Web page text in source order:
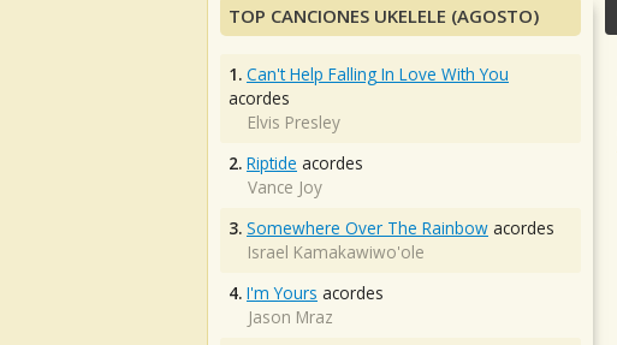
TOP CANCIONES UKELELE (AGOSTO)
1. Can't Help Falling In Love With You
acordes
Elvis Presley
2. Riptide acordes
Vance Joy
3. Somewhere Over The Rainbow acordes
Israel Kamakawiwo'ole
4. I'm Yours acordes
Jason Mraz